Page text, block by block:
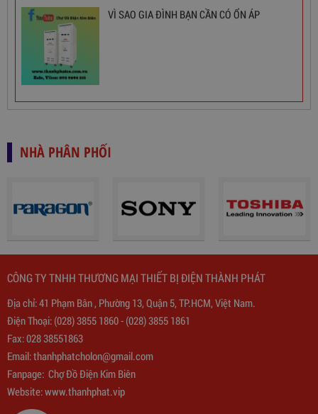
3,380,000đ
Biến Áp Đổi Nguồn DN020
775,000đ
VÌ SAO GIA ĐÌNH BẠN CẦN CÓ ỔN ÁP
NHÀ PHÂN PHỐI
CÔNG TY TNHH THƯƠNG MẠI THIẾT BỊ ĐIỆN THÀNH PHÁT
Địa chỉ: 41 Phạm Bân , Phường 13, Quận 5, TP.HCM, Việt Nam.
Điện Thoại: (028) 3855 1860- (028) 3855 1861
Fax: 028 38551863
Email:thanhphatcholon@gmail.com
Fanpage: Chợ Đồ Điện Kim Biên
Website: www.thanhphat.vip